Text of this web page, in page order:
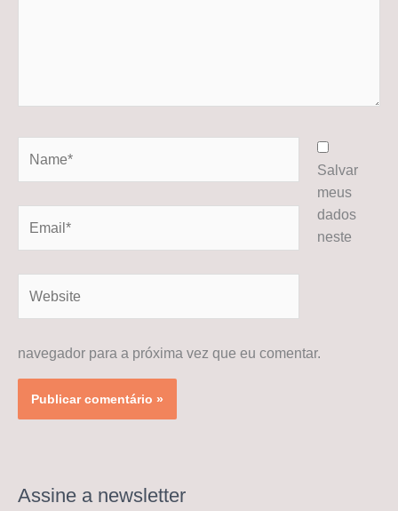
Salvar
meus
dados
neste
navegador para a próxima vez que eu comentar.
Assine a newsletter